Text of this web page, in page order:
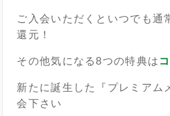
ご入会いただくといつでも通
還元！
その他気になる8つの特典は
新たに誕生した『プレミアム
会下さい